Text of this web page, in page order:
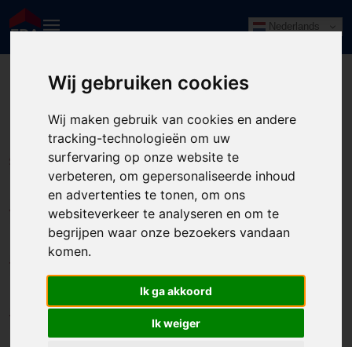
Wij gebruiken cookies
Wij maken gebruik van cookies en andere
tracking-technologieën om uw
surfervaring op onze website te
verbeteren, om gepersonaliseerde inhoud
en advertenties te tonen, om ons
websiteverkeer te analyseren en om te
begrijpen waar onze bezoekers vandaan
komen.
Ik ga akkoord
Ik weiger
Nederlands
Huizenaanbod
Ook verkocht
Straatnaam of woonplaats
Vanaf
Tot
Type woning